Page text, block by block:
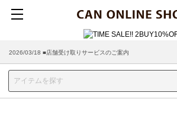
2026/03/18 ■店舗受け取りサービスのご案内